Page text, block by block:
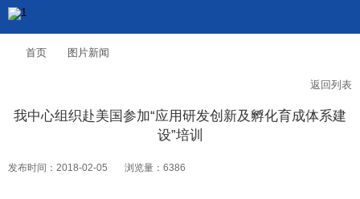
首页 图片新闻
返回列表
我中心组织赴美国参加“应用研发创新及孵化育成体系建
设”培训
发布时间：2018-02-05 浏览量：6386